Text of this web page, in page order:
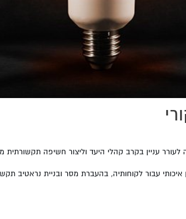
לעורר עניין בקרב קהלי היעד וליצור חשיפה תקשורתית
עבור לקוחותיה, בהעברת מסר ובניית נראטיב